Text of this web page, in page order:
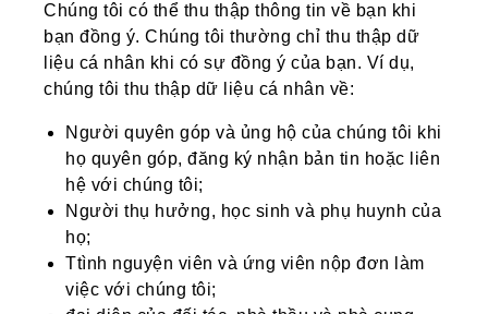
Chúng tôi có thể thu thập thông tin về bạn khi
bạn đồng ý. Chúng tôi thường chỉ thu thập dữ
liệu cá nhân khi có sự đồng ý của bạn. Ví dụ,
chúng tôi thu thập dữ liệu cá nhân về:
Người quyên góp và ủng hộ của chúng tôi khi
họ quyên góp, đăng ký nhận bản tin hoặc liên
hệ với chúng tôi;
Người thụ hưởng, học sinh và phụ huynh của
họ;
Ttình nguyện viên và ứng viên nộp đơn làm
việc với chúng tôi;